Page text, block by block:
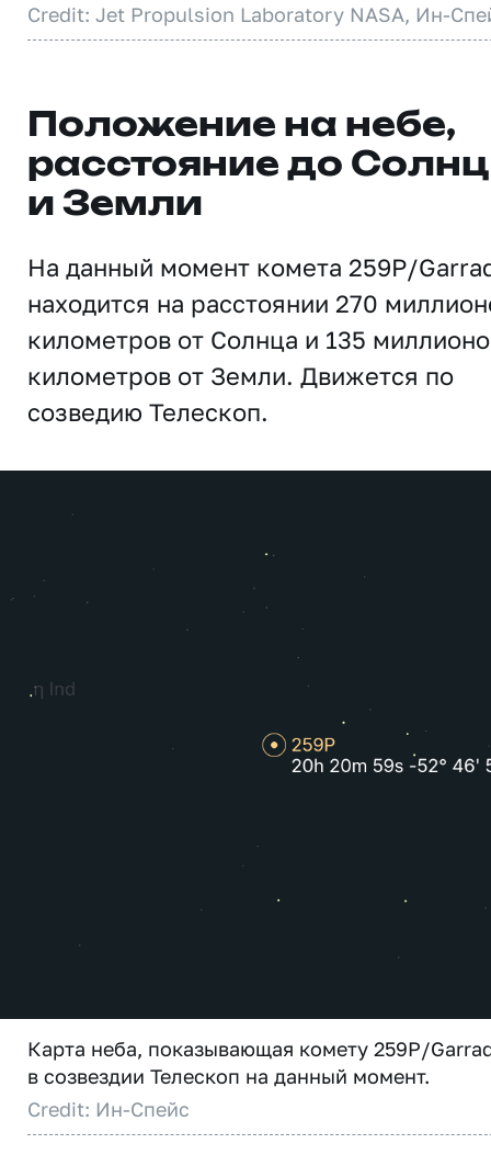
Credit: Jet Propulsion Laboratory NASA, Ин-
Положение на небе,
расстояние до
и Земли
На данный момент комета 259P/
находится на расстоянии 270
километров от Солнца и 135
километров от Земли. Движется по
созведию Телескоп.
Карта неба, показывающая комету 259P/
в созвездии Телескоп на данный момент.
Credit: Ин-Спейс